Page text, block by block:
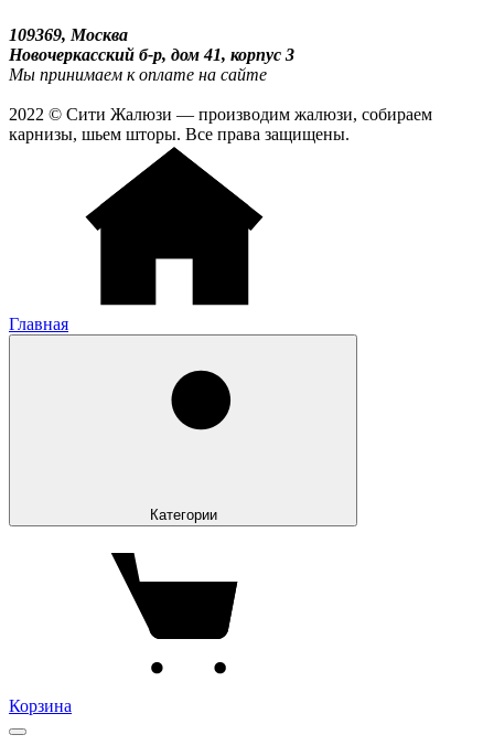
109369, Москва
Новочеркасский б-р, дом 41, корпус 3
Мы принимаем к оплате на сайте
2022 © Сити Жалюзи — производим жалюзи, собираем
карнизы, шьем шторы. Все права защищены.
Главная
Категории
Корзина